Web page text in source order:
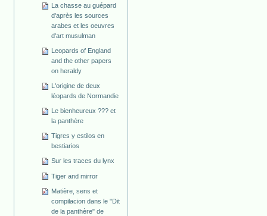
La chasse au guépard
d'après les sources
arabes et les oeuvres
d'art musulman
Leopards of England
and the other papers
on heraldy
L'origine de deux
léopards de Normandie
Le bienheureux ??? et
la panthère
Tigres y estilos en
bestiarios
Sur les traces du lynx
Tiger and mirror
Matière, sens et
compilacion dans le "Dit
de la panthère" de